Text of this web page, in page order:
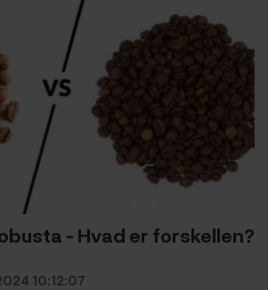
- Hvad er forskellen?
10:12:07